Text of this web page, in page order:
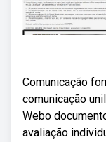
Comunicação
comunicação
Webo
avaliação